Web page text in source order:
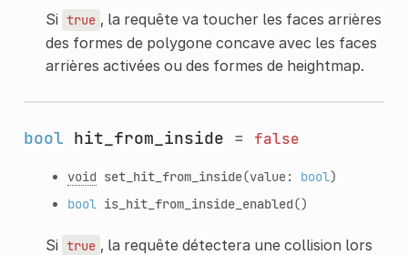
Si true , la requête va toucher les faces arrières
des formes de polygone concave avec les faces
arrières activées ou des formes de heightmap.
bool hit_from_inside = false
void set_hit_from_inside(value: bool)
bool is_hit_from_inside_enabled()
Si true , la requête détectera une collision lors